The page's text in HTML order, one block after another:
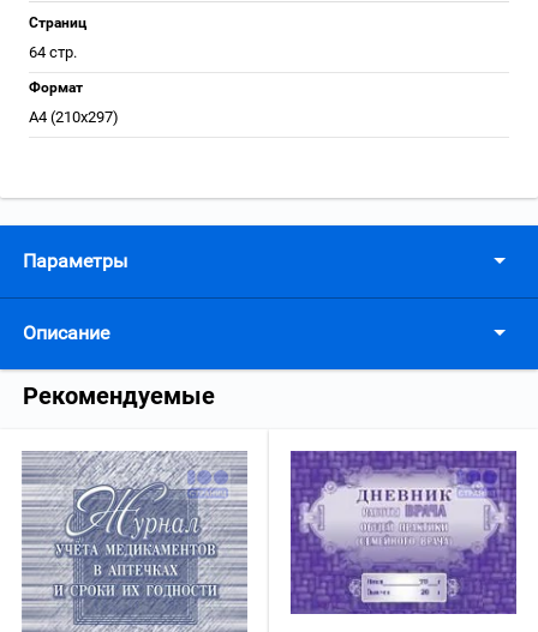
Страниц
64 стр.
Формат
А4 (210x297)
Параметры
Описание
Рекомендуемые